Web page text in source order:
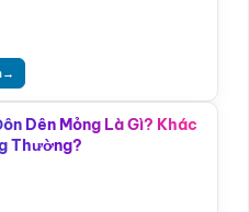
→
Dên Mỏng Là Gì? Khác
Thường?